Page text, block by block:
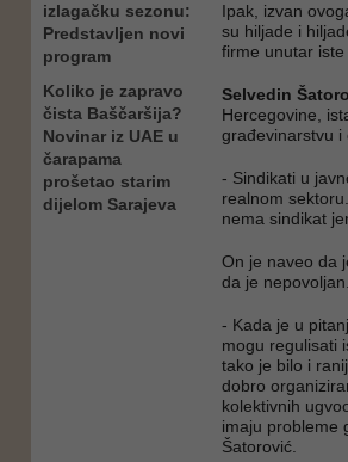
izlagačku sezonu:
Predstavljen novi
program
Koliko je zapravo
čista Baščaršija?
Novinar iz UAE u
čarapama
prošetao starim
dijelom Sarajeva
Ipak, izvan
su hiljade i
firme unutar iste
Selvedin
Hercegovine,
građevinarstvu i
- Sindikati u
realnom
nema sindikat
On je naveo da
da je nepovoljan.
- Kada je u
mogu regulisati
tako je bilo i
dobro
kolektivnih
imaju probleme
Šatorović.